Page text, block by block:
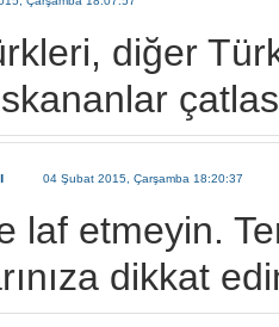
diğer
04 Şubat 2015, Çarşamba 18:20:37
laf etmeyin.
dikkat